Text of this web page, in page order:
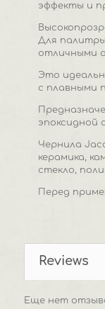
эффекты и
Для
отличными
Это
с плавными
эпоксидной
Чернила
керамика,
стекло,
Перед
Reviews
Еще нет